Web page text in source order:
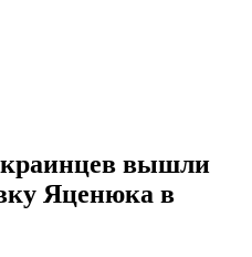
вышли
Яценюка в